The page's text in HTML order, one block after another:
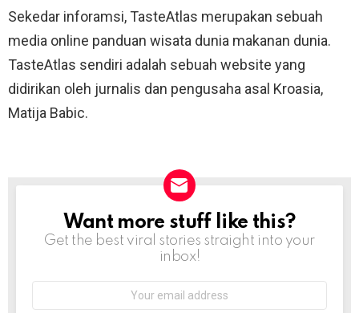
Sekedar inforamsi, TasteAtlas merupakan sebuah
media online panduan wisata dunia makanan dunia.
TasteAtlas sendiri adalah sebuah website yang
didirikan oleh jurnalis dan pengusaha asal Kroasia,
Matija Babic.
NEWSLETTER
Want more stuff like this?
Get the best viral stories straight into your
inbox!